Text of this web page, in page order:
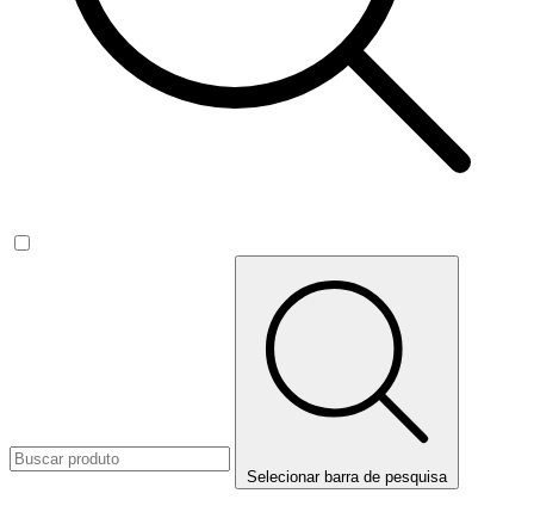
Selecionar barra de pesquisa